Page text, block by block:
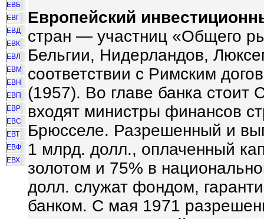
ЕВБ
ЕВГ
ЕВД
ЕВК
ЕВЛ
ЕВМ
ЕВН
ЕВП
ЕВР
ЕВС
ЕВТ
ЕВФ
ЕВХ
Европейский
стран — участниц «Общего
Бельгии, Нидерландов,
соответствии с Римским
(1957). Во главе банка стоит
входят министры финансов
Брюсселе. Разрешенный и
1 млрд. долл., оплаченный
золотом и 75% в
долл. служат фондом,
банком. С мая 1971